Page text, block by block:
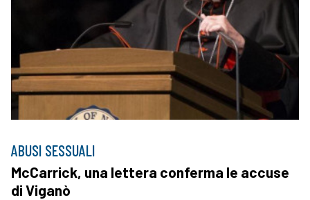
ABUSI SESSUALI
McCarrick, una lettera conferma le accuse
di Viganò